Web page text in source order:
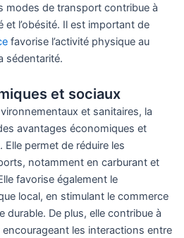
modes de transport contribue à
l’obésité. Il est important de
favorise l’activité physique au
sédentarité.
et sociaux
et sanitaires, la
avantages économiques et
permet de réduire les
notamment en carburant et
favorise également le
local, en stimulant le commerce
durable. De plus, elle contribue à
les interactions entre